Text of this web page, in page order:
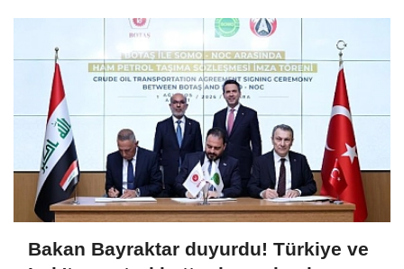
Bakan Bayraktar duyurdu! Türkiye ve